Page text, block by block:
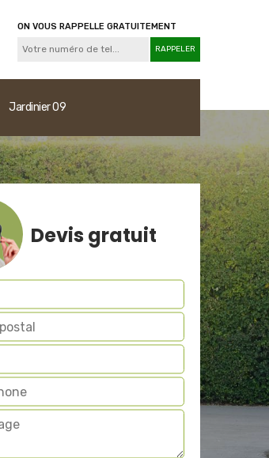
ON VOUS RAPPELLE GRATUITEMENT
Jardinier 09
Devis gratuit